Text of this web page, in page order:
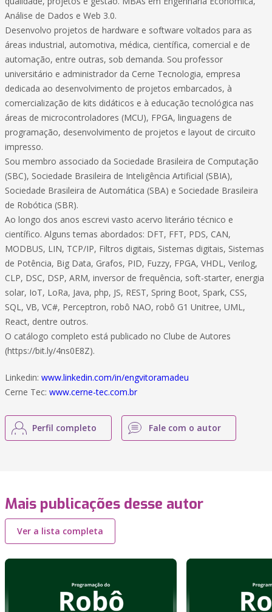
Análise de Dados e Web 3.0.
Desenvolvo projetos de hardware e software voltados para as
áreas industrial, automotiva, médica, científica, comercial e de
automação, entre outras, sob demanda. Sou professor
universitário e administrador da Cerne Tecnologia, empresa
dedicada ao desenvolvimento de projetos embarcados, à
comercialização de kits didáticos e à educação tecnológica nas
áreas de microcontroladores (MCU), FPGA, linguagens de
programação, desenvolvimento de projetos e layout de circuito
impresso.
Sou membro associado da Sociedade Brasileira de Computação
(SBC), Sociedade Brasileira de Inteligência Artificial (SBIA),
Sociedade Brasileira de Automática (SBA) e Sociedade Brasileira
de Robótica (SBR).
Ao longo dos anos escrevi vasto acervo literário técnico e
científico. Alguns temas abordados: DFT, FFT, PDS, CAN,
MODBUS, LIN, TCP/IP, Filtros digitais, Sistemas digitais, Sistemas
de Potência, Big Data, Grafos, PID, Fuzzy, FPGA, VHDL, Verilog,
CLP, DSC, DSP, ARM, inversor de frequência, soft-starter, energia
solar, IoT, LoRa, Java, php, JS, REST, Spring Boot, Spark, CSS,
SQL, VB, VC#, Perceptron, robô NAO, robô G1 Unitree, UML,
React, dentre outros.
O catálogo completo está publicado no Clube de Autores
(https://bit.ly/4ns0E8Z).
Linkedin: www.linkedin.com/in/engvitoramadeu
Cerne Tec: www.cerne-tec.com.br
Perfil completo Fale com o autor
Mais publicações desse autor
Ver a lista completa